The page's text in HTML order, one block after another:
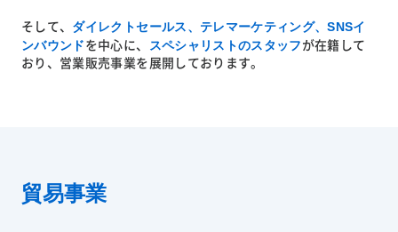
そして、 ダイレクトセールス、テレマーケティング、SNSイ
ンバウンド を中心に、 スペシャリストのスタッフ が在籍して
おり、営業販売事業を展開しております。
貿易事業